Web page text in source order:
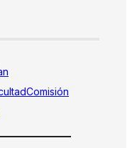
Comisión